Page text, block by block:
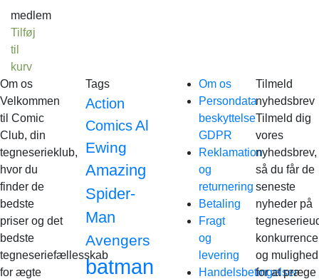
medlem
Tilføj
til
kurv
Om os
Velkommen
til Comic
Club, din
tegneserieklub,
hvor du
finder de
bedste
priser og det
bedste
tegneseriefællesskab
for ægte
Tags
Action
Comics Al
Ewing
Amazing
Spider-
Man
Avengers
batman
Om os
Persondata
beskyttelse
GDPR
Reklamation
og
returnering
Betaling
Fragt
og
levering
Handelsbetingelser
Tilmeld
nyhedsbrev
Tilmeld dig
vores
nyhedsbrev,
så du får de
seneste
nyheder på
og mulighed
for at præge